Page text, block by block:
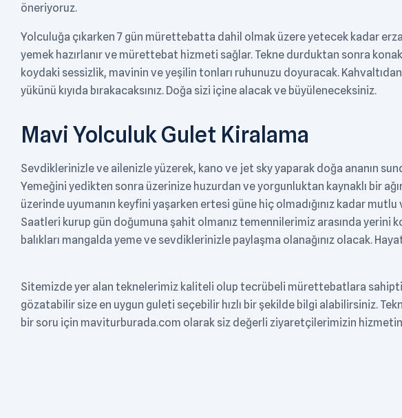
öneriyoruz.
Yolculuğa çıkarken 7 gün mürettebatta dahil olmak üzere yetecek kadar
yemek hazırlanır ve mürettebat hizmeti sağlar. Tekne durduktan sonra
koydaki sessizlik, mavinin ve yeşilin tonları ruhunuzu doyuracak.
yükünü kıyıda bırakacaksınız. Doğa sizi içine alacak ve büyüleneceksiniz.
Mavi Yolculuk Gulet Kiralama
Sevdiklerinizle ve ailenizle yüzerek, kano ve jet sky yaparak doğa ananın
Yemeğini yedikten sonra üzerinize huzurdan ve yorgunluktan kaynaklı bir
üzerinde uyumanın keyfini yaşarken ertesi güne hiç olmadığınız kadar
Saatleri kurup gün doğumuna şahit olmanız temennilerimiz arasında yerini
balıkları mangalda yeme ve sevdiklerinizle paylaşma olanağınız olacak.
Sitemizde yer alan teknelerimiz kaliteli olup tecrübeli mürettebatlara
gözatabilir size en uygun guleti seçebilir hızlı bir şekilde bilgi alabilirsiniz.
bir soru için maviturburada.com olarak siz değerli ziyaretçilerimizin